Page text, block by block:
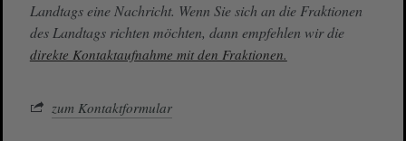
Landtags eine Nachricht. Wenn Sie sich an die Fraktionen
des Landtags richten möchten, dann empfehlen wir die
direkte Kontaktaufnahme mit den Fraktionen.
zum Kontaktformular